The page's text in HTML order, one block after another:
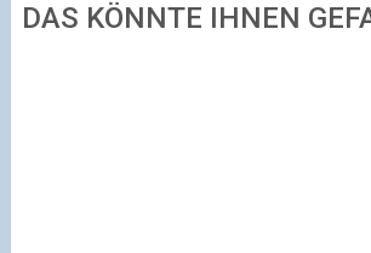
DAS KÖNNTE IHNEN